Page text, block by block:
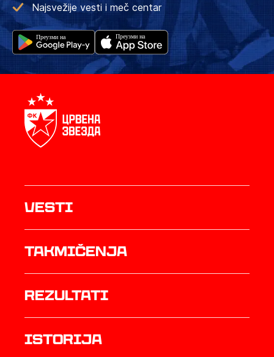
Najsvežije vesti i meč centar
Vesti
Takmičenja
rezultati
istorija